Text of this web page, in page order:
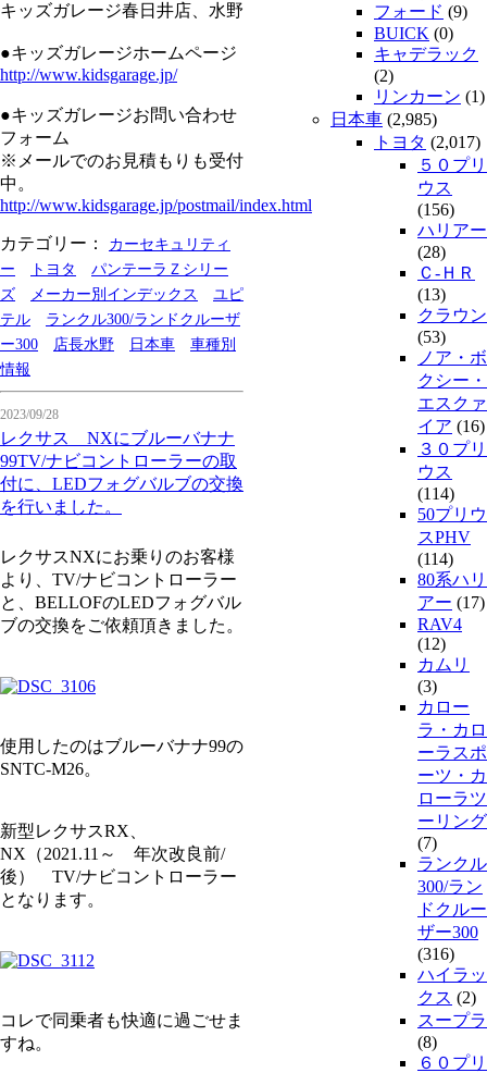
キッズガレージ春日井店、水野
●キッズガレージホームページ
http://www.kidsgarage.jp/
●キッズガレージお問い合わせ
フォーム
※メールでのお見積もりも受付
中。
http://www.kidsgarage.jp/postmail/index.html
カテゴリー：
カーセキュリティ
ー
トヨタ
パンテーラＺシリー
ズ
メーカー別インデックス
ユピ
テル
ランクル300/ランドクルーザ
ー300
店長水野 日本車
車種別
情報
2023/09/28
レクサス NXにブルーバナナ
99TV/ナビコントローラーの取
付に、LEDフォグバルブの交換
を行いました。
レクサスNXにお乗りのお客様
より、TV/ナビコントローラー
と、BELLOFのLEDフォグバル
ブの交換をご依頼頂きました。
使用したのはブルーバナナ99の
SNTC-M26。
新型レクサスRX、
NX（2021.11～ 年次改良前/
後） TV/ナビコントローラー
となります。
コレで同乗者も快適に過ごせま
すね。
フォード (9)
BUICK (0)
キャデラック
(2)
リンカーン (1)
日本車 (2,985)
トヨタ (2,017)
５０プリ
ウス
(156)
ハリアー
(28)
Ｃ-ＨＲ
(13)
クラウン
(53)
ノア・ボ
クシー・
エスクァ
イア (16)
３０プリ
ウス
(114)
50プリウ
スPHV
(114)
80系ハリ
アー (17)
RAV4
(12)
カムリ
(3)
カロー
ラ・カロ
ーラスポ
ーツ・カ
ローラツ
ーリング
(7)
ランクル
300/ラン
ドクルー
ザー300
(316)
ハイラッ
クス (2)
スープラ
(8)
６０プリ